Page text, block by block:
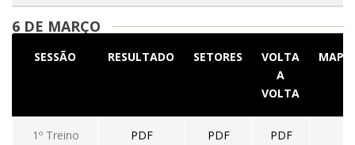
6 DE MARÇO
SESSÃO RESULTADO SETORES
VOLTA
A
VOLTA
MAPA
1º Treino PDF PDF
PDF